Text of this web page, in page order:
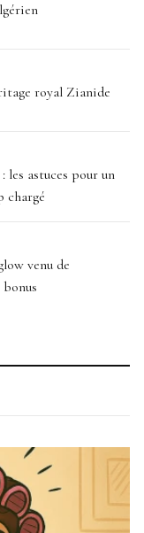
royal Zianide
les astuces pour un
chargé
venu de